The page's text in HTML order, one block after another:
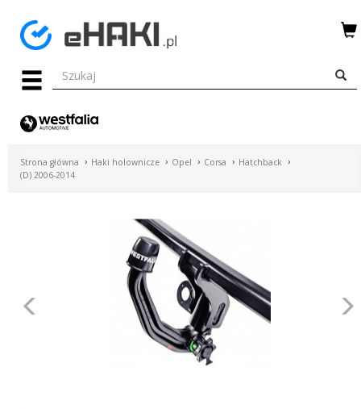
Menu
HAKI
ELEKTRYCZNE
Strona główna Haki holownicze Opel Corsa
Hatchback
(D) 2006-2014
Poprzednie